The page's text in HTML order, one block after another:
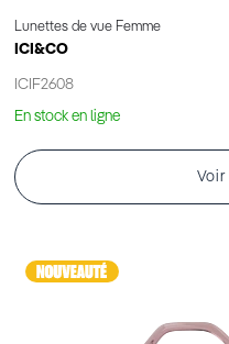
Lunettes de vue Femme
ICI&CO
ICIF2608
En stock en ligne
Voir